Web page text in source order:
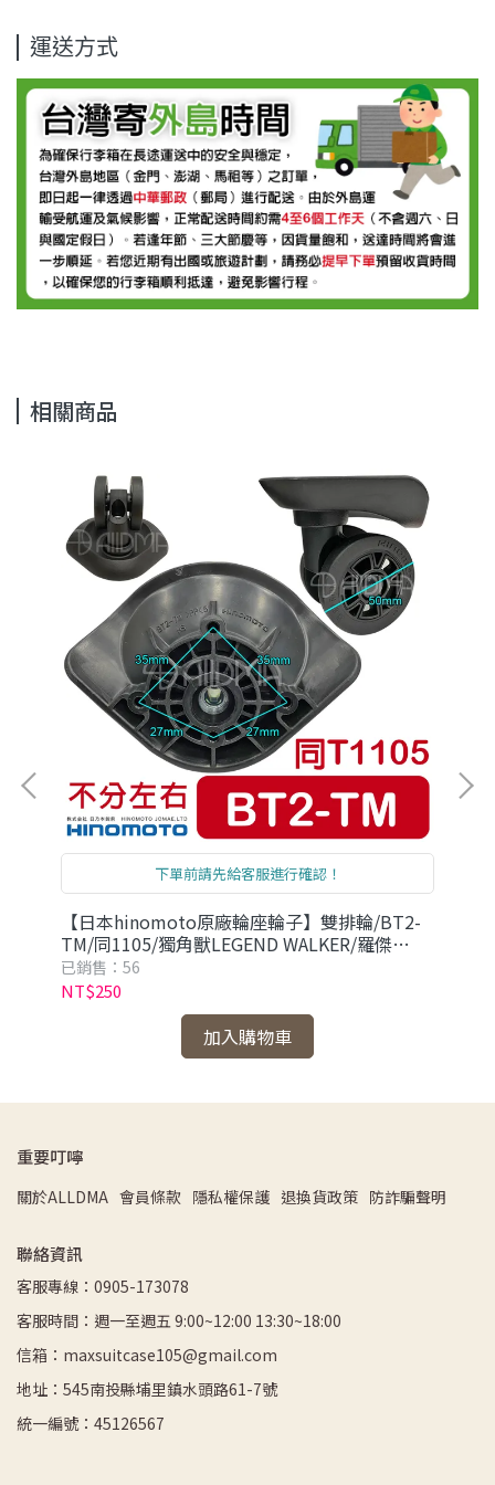
運送方式
相關商品
下單前請先給客服進行確認！
【日本hinomoto原廠輪座輪子】雙排輪/BT2-
TM/同1105/獨角獸LEGEND WALKER/羅傑
LOJEL
已銷售：56
NT$250
加入購物車
重要叮嚀
關於ALLDMA 會員條款 隱私權保護 退換貨政策 防詐騙聲明
聯絡資訊
客服專線：0905-173078
客服時間：週一至週五 9:00~12:00 13:30~18:00
信箱：maxsuitcase105@gmail.com
地址：545南投縣埔里鎮水頭路61-7號
統一編號：45126567